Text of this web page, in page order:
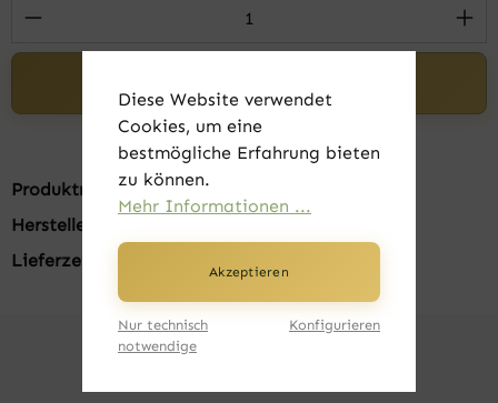
Produkt Anzahl: Gib den gewünschten
Produktnummer:FK22800-02-M
Hersteller:
Lieferzeit:
Diese Website verwendet
Cookies, um eine
bestmögliche Erfahrung bieten
zu können.
Mehr Informationen ...
Akzeptieren
Nur technisch
notwendige
Konfigurieren